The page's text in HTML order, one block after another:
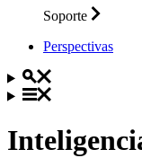
Soporte
Perspectivas